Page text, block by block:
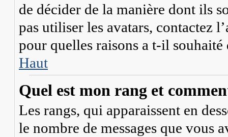
de décider de la manière dont ils
pas utiliser les avatars, contactez
pour quelles raisons a t-il
Haut
Quel est mon rang et
Les rangs, qui apparaissent en
le nombre de messages que vous